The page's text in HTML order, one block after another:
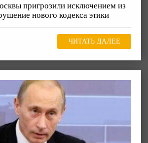
пригрозили исключением из
нового кодекса этики
ЧИТАТЬ ДАЛЕЕ